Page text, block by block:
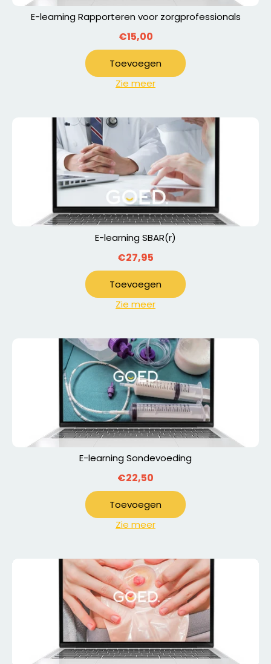
E-learning Rapporteren voor zorgprofessionals
€15,00
Toevoegen
Zie meer
E-learning SBAR(r)
€27,95
Toevoegen
Zie meer
E-learning Sondevoeding
€22,50
Toevoegen
Zie meer